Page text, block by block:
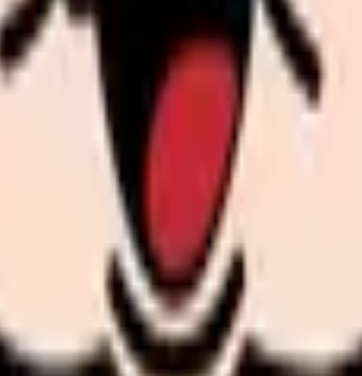
し話してみませんか。